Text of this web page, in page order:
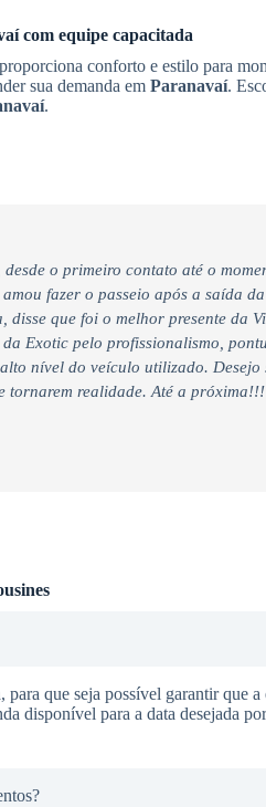
com equipe capacitada
conforto e estilo para
sua demanda em Paranavaí.
.
o primeiro contato até o
fazer o passeio após a saída
disse que foi o melhor presente da
Exotic pelo profissionalismo,
nível do veículo utilizado. Desejo
tornarem realidade. Até a próxima!!!
que seja possível garantir que
disponível para a data desejada